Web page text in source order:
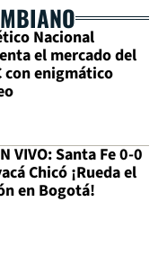
Nacional
el mercado del
con enigmático
VIVO: Santa Fe 0-0
Chicó ¡Rueda el
en Bogotá!